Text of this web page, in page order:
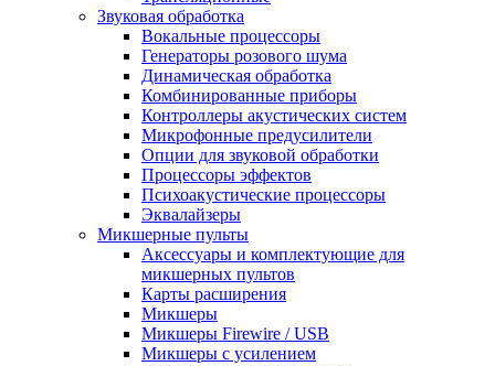
Звуковая обработка
Вокальные процессоры
Генераторы розового шума
Динамическая обработка
Комбинированные приборы
Контроллеры акустических систем
Микрофонные предусилители
Опции для звуковой обработки
Процессоры эффектов
Психоакустические процессоры
Эквалайзеры
Микшерные пульты
Аксессуары и комплектующие для
микшерных пультов
Карты расширения
Микшеры
Микшеры Firewire / USB
Микшеры с усилением